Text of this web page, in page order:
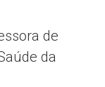
de
da